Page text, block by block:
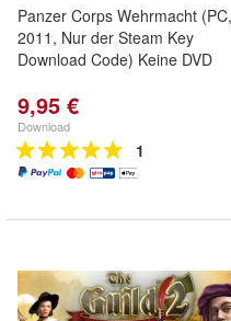
Panzer Corps Wehrmacht (PC,
2011, Nur der Steam Key
Download Code) Keine DVD
9,95 €
Download
1